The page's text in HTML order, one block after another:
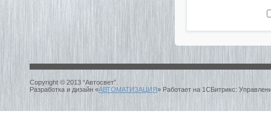
Copyright © 2013 “Автосвет”.
Разработка и дизайн «АВТОМАТИЗАЦИЯ» Работает на 1СБитрикс: